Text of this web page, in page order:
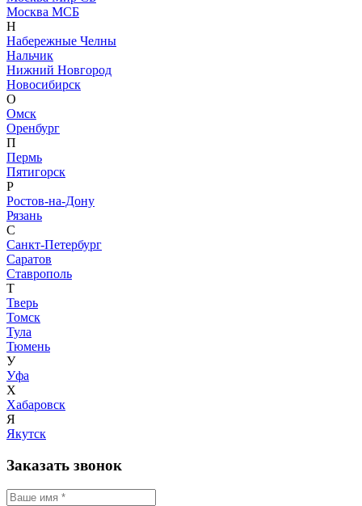
Москва МСБ
Н
Набережные Челны
Нальчик
Нижний Новгород
Новосибирск
О
Омск
Оренбург
П
Пермь
Пятигорск
Р
Ростов-на-Дону
Рязань
С
Санкт-Петербург
Саратов
Ставрополь
Т
Тверь
Томск
Тула
Тюмень
У
Уфа
Х
Хабаровск
Я
Якутск
Заказать звонок